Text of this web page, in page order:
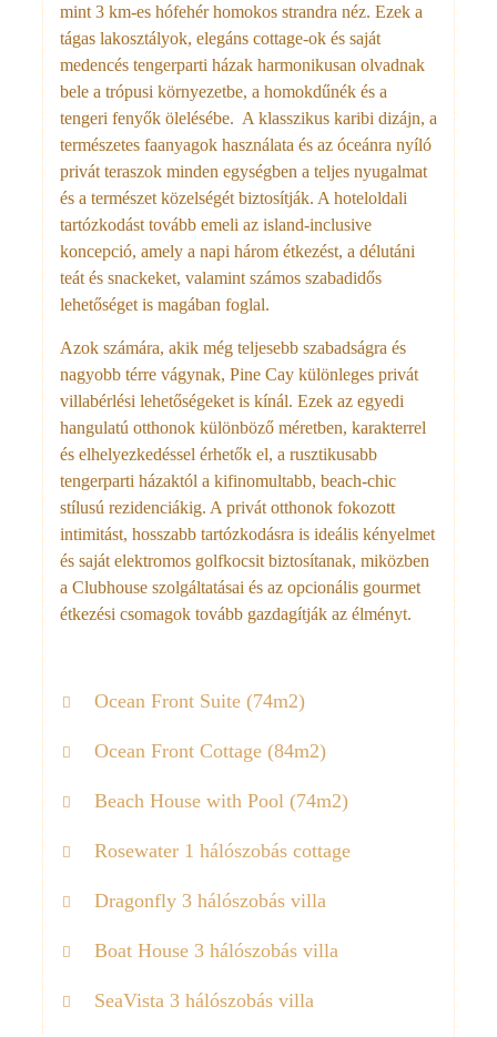
mint 3 km-es hófehér homokos strandra néz. Ezek a
tágas lakosztályok, elegáns cottage-ok és saját
medencés tengerparti házak harmonikusan olvadnak
bele a trópusi környezetbe, a homokdűnék és a
tengeri fenyők ölelésébe. A klasszikus karibi dizájn, a
természetes faanyagok használata és az óceánra nyíló
privát teraszok minden egységben a teljes nyugalmat
és a természet közelségét biztosítják. A hoteloldali
tartózkodást tovább emeli az island-inclusive
koncepció, amely a napi három étkezést, a délutáni
teát és snackeket, valamint számos szabadidős
lehetőséget is magában foglal.
Azok számára, akik még teljesebb szabadságra és
nagyobb térre vágynak, Pine Cay különleges privát
villabérlési lehetőségeket is kínál. Ezek az egyedi
hangulatú otthonok különböző méretben, karakterrel
és elhelyezkedéssel érhetők el, a rusztikusabb
tengerparti házaktól a kifinomultabb, beach-chic
stílusú rezidenciákig. A privát otthonok fokozott
intimitást, hosszabb tartózkodásra is ideális kényelmet
és saját elektromos golfkocsit biztosítanak, miközben
a Clubhouse szolgáltatásai és az opcionális gourmet
étkezési csomagok tovább gazdagítják az élményt.
Ocean Front Suite (74m2)
Ocean Front Cottage (84m2)
Beach House with Pool (74m2)
Rosewater 1 hálószobás cottage
Dragonfly 3 hálószobás villa
Boat House 3 hálószobás villa
SeaVista 3 hálószobás villa